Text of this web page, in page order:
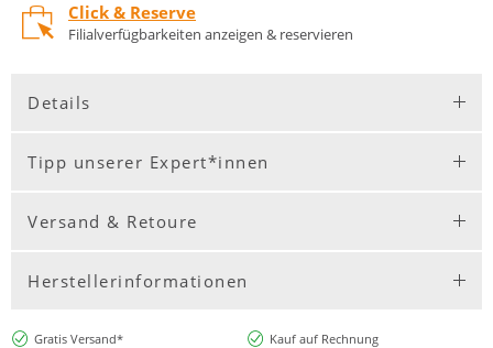
Click & Reserve
Filialverfügbarkeiten anzeigen & reservieren
Details
Tipp unserer Expert*innen
Versand & Retoure
Herstellerinformationen
Gratis Versand*
Kauf auf Rechnung